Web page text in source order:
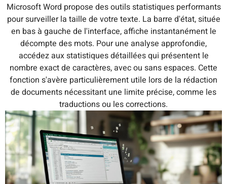
Microsoft Word propose des outils statistiques performants
pour surveiller la taille de votre texte. La barre d'état, située
en bas à gauche de l'interface, affiche instantanément le
décompte des mots. Pour une analyse approfondie,
accédez aux statistiques détaillées qui présentent le
nombre exact de caractères, avec ou sans espaces. Cette
fonction s'avère particulièrement utile lors de la rédaction
de documents nécessitant une limite précise, comme les
traductions ou les corrections.